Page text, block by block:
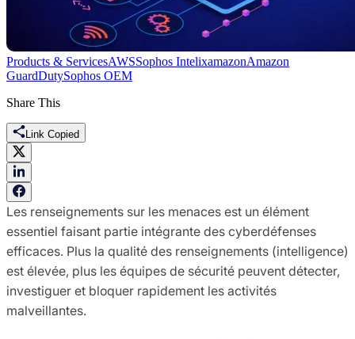
Products & ServicesAWSSophos IntelixamazonAmazon
GuardDutySophos OEM
Share This
Link Copied
Les renseignements sur les menaces est un élément
essentiel faisant partie intégrante des cyberdéfenses
efficaces. Plus la qualité des renseignements (intelligence)
est élevée, plus les équipes de sécurité peuvent détecter,
investiguer et bloquer rapidement les activités
malveillantes.